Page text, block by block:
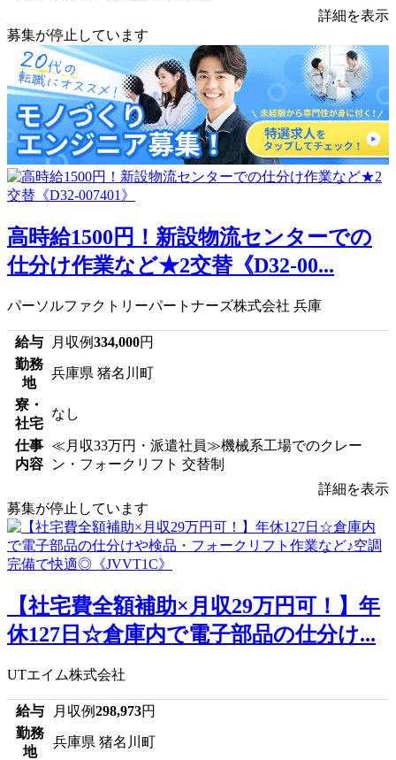
詳細を表示
募集が停止しています
高時給1500円！新設物流センターでの
仕分け作業など★2交替《D32-00...
パーソルファクトリーパートナーズ株式会社 兵庫
給与 月収例334,000円
勤務
地
兵庫県 猪名川町
寮・
社宅
なし
仕事
内容
≪月収33万円・派遣社員≫機械系工場でのクレー
ン・フォークリフト 交替制
詳細を表示
募集が停止しています
【社宅費全額補助×月収29万円可！】年
休127日☆倉庫内で電子部品の仕分け...
UTエイム株式会社
給与 月収例298,973円
勤務
地
兵庫県 猪名川町